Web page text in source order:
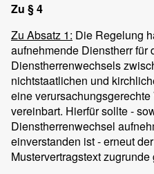
Zu § 4
Zu Absatz 1: Die Regelung
aufnehmende Dienstherr für
Dienstherrenwechsels
nichtstaatlichen und
eine
vereinbart. Hierfür sollte -
Dienstherrenwechsel
einverstanden ist - erneut
Mustervertragstext